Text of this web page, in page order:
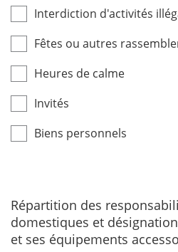
Interdiction d'activités
Fêtes ou autres
Heures de calme
Invités
Biens personnels
Répartition des
domestiques et
et ses équipements